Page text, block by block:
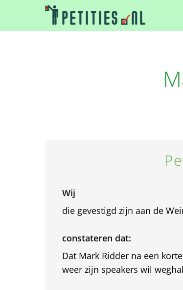
Wij
die gevestigd zijn aan de
constateren dat:
Dat Mark Ridder na een
weer zijn speakers wil